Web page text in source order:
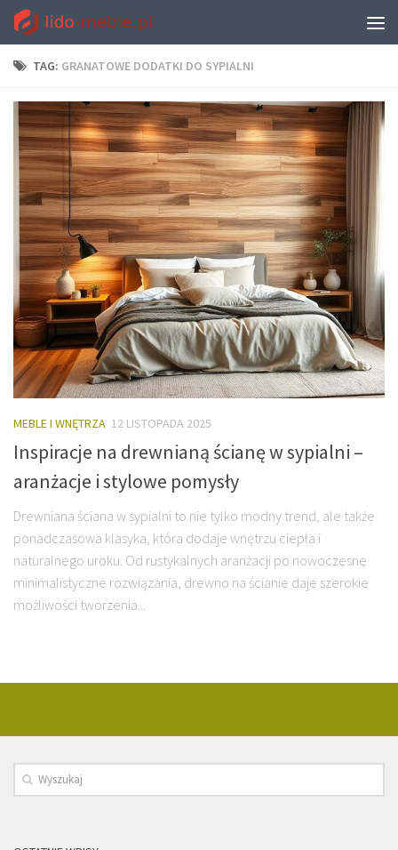
TAG: GRANATOWE DODATKI DO SYPIALNI
MEBLE I WNĘTRZA 12 LISTOPADA 2025
Inspiracje na drewnianą ścianę w sypialni –
aranżacje i stylowe pomysły
Drewniana ściana w sypialni to nie tylko modny trend, ale także
ponadczasowa klasyka, która dodaje wnętrzu ciepła i
naturalnego uroku. Od rustykalnych aranżacji po nowoczesne
minimalistyczne rozwiązania, drewno na ścianie daje szerokie
możliwości tworzenia...